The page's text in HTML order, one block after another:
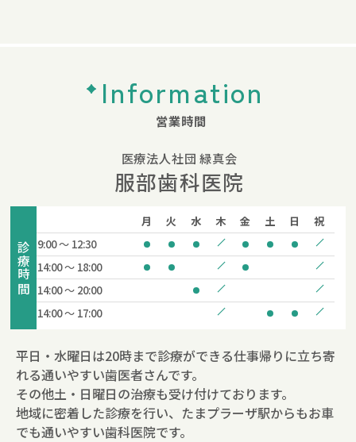
Information
営業時間
医療法人社団 緑真会
服部歯科医院
診療時間
月 火 水 木 金 土 日
祝
9:00 ～ 12:30
14:00 ～ 18:00
14:00 ～ 20:00
14:00 ～ 17:00
平日・水曜日は20時まで診療ができる仕事帰りに立ち寄
れる通いやすい歯医者さんです。
その他土・日曜日の治療も受け付けております。
地域に密着した診療を行い、たまプラーザ駅からもお車
でも通いやすい歯科医院です。